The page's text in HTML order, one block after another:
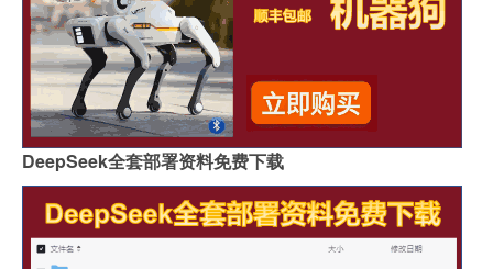
DeepSeek全套部署资料免费下载